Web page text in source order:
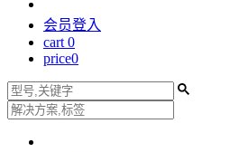
会员登入
cart 0
price0